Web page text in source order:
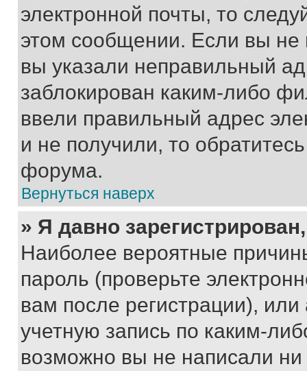
электронной почты, то
этом сообщении. Если вы
вы указали неправильный
заблокирован каким-либо
ввели правильный адрес
и не получили, то
форума.
Вернуться наверх
» Я давно
Наиболее вероятные
пароль (проверьте
вам после регистрации),
учетную запись по каким-
возможно вы не написали